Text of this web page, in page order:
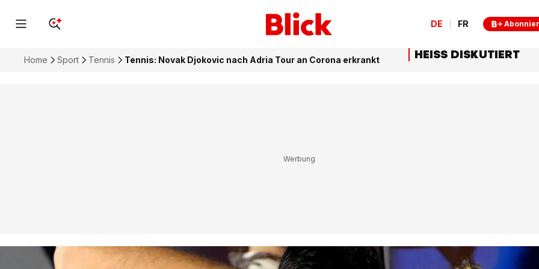
DE FR
Home Sport Tennis Tennis: Novak Djokovic nach Adria Tour an Corona erkrankt HEISS DISKUTIERT